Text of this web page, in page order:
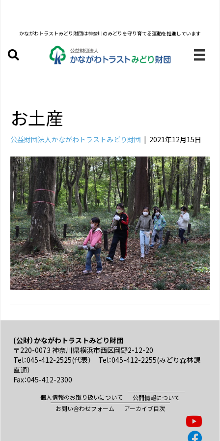
かながわトラストみどり財団は神奈川のみどりを守り育てる運動を推進しています
お土産
公益財団法人かながわトラストみどり財団 | 2021年12月15日
(公財）かながわトラストみどり財団
〒220-0073 神奈川県横浜市西区岡野2-12-20
Tel：045-412-2525(代表） Tel：045-412-2255(みどり森林課
直通）
Fax：045-412-2300
個人情報のお取り扱いについて
公開情報について
お問い合わせフォーム
アーカイブ目次